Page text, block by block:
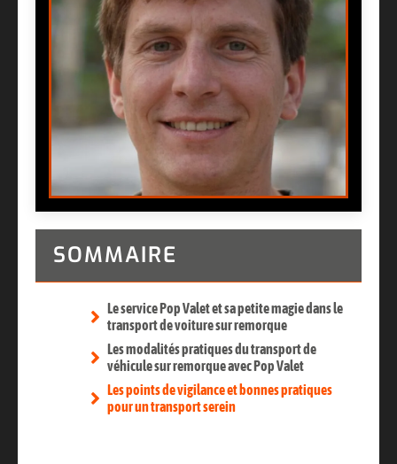
SOMMAIRE
Le service Pop Valet et sa petite magie dans le
transport de voiture sur remorque
Les modalités pratiques du transport de
véhicule sur remorque avec Pop Valet
Les points de vigilance et bonnes pratiques
pour un transport serein